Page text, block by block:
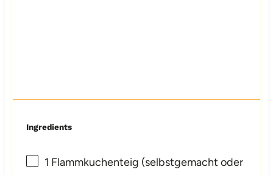
Ingredients
1 Flammkuchenteig (selbstgemacht oder